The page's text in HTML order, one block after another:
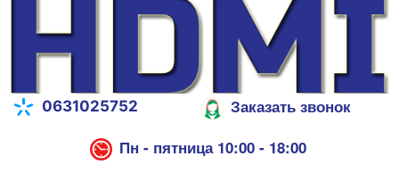
0631025752
Заказать звонок
Пн - пятница 10:00 - 18:00